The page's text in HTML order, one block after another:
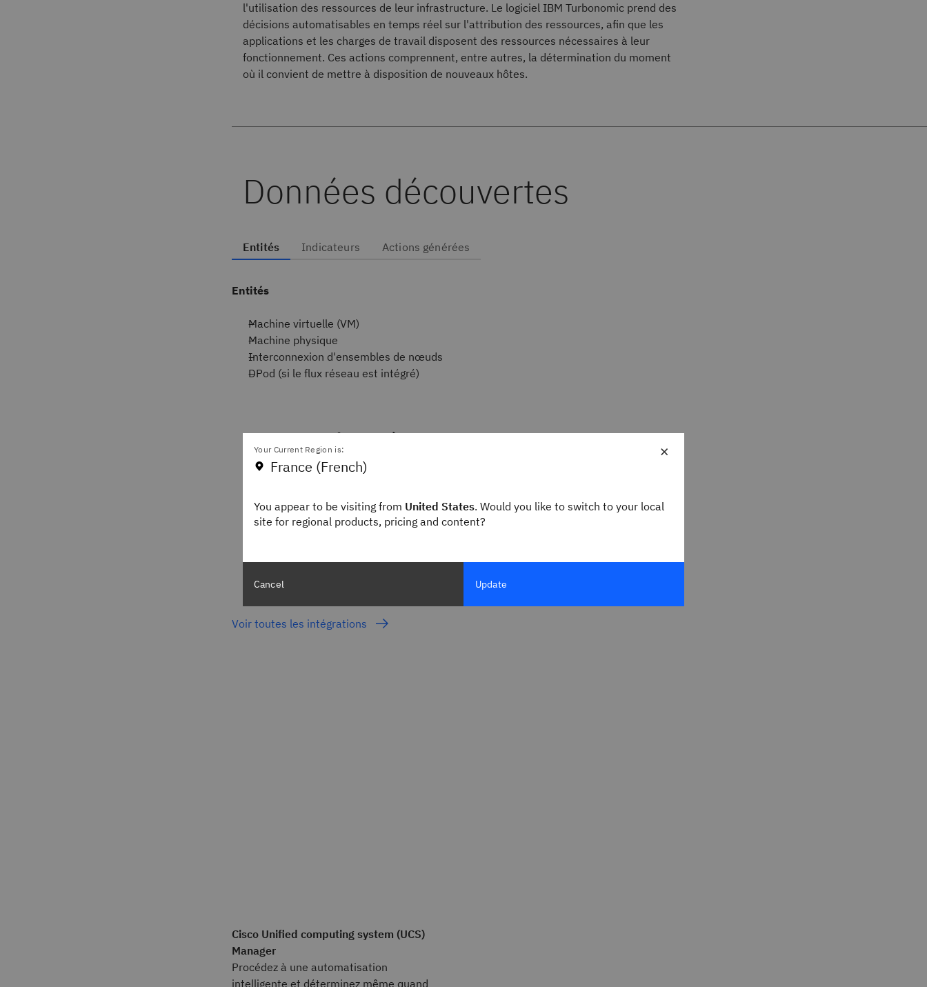
l'utilisation des ressources de leur infrastructure. Le logiciel IBM Turbonomic prend des
décisions automatisables en temps réel sur l'attribution des ressources, afin que les
applications et les charges de travail disposent des ressources nécessaires à leur
fonctionnement. Ces actions comprennent, entre autres, la détermination du moment
où il convient de mettre à disposition de nouveaux hôtes.
Données découvertes
Entités Indicateurs Actions générées
Entités
Machine virtuelle (VM)
Machine physique
Interconnexion d'ensembles de nœuds
DPod (si le flux réseau est intégré)
de nouveaux hôtes.
Voir toutes les intégrations
Cisco Unified computing system (UCS)
Manager
Procédez à une automatisation
intelligente et déterminez même quand
×
Your Current Region is:
France (French)
You appear to be visiting from United States. Would you like to switch to your local
site for regional products, pricing and content?
Cancel Update